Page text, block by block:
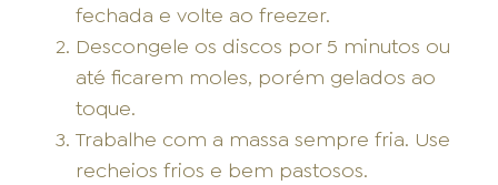
fechada e volte ao freezer.
Descongele os discos por 5 minutos ou
até ficarem moles, porém gelados ao
toque.
Trabalhe com a massa sempre fria. Use
recheios frios e bem pastosos.